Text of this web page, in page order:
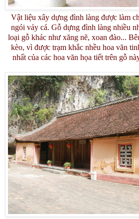
Vật liệu xây dựng đình làng được làm
ngói vảy cá. Gỗ dựng đình làng nhiều
loại gỗ khác như xăng nẽ, xoan đào...
kèo, vì được trạm khắc nhều hoa văn
nhất của các hoa văn họa tiết trên gỗ